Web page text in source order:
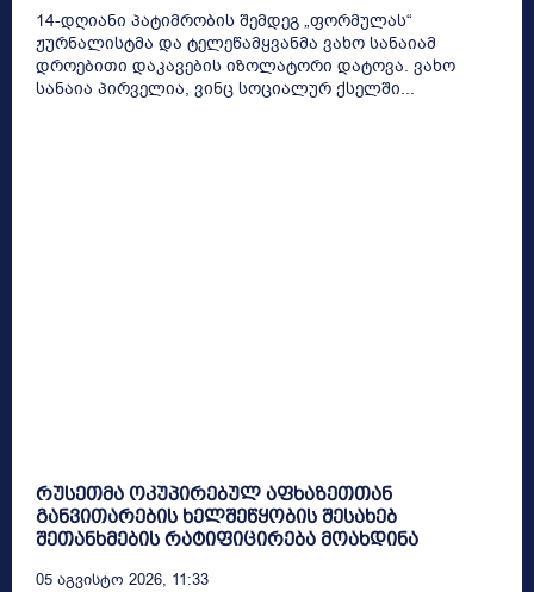
14-დღიანი პატიმრობის შემდეგ „ფორმულას“
ჟურნალისტმა და ტელეწამყვანმა ვახო სანაიამ
დროებითი დაკავების იზოლატორი დატოვა. ვახო
სანაია პირველია, ვინც სოციალურ ქსელში...
რუსეთმა ოკუპირებულ აფხაზეთთან
განვითარების ხელშეწყობის შესახებ
შეთანხმების რატიფიცირება მოახდინა
05 Აგვისტო 2026, 11:33